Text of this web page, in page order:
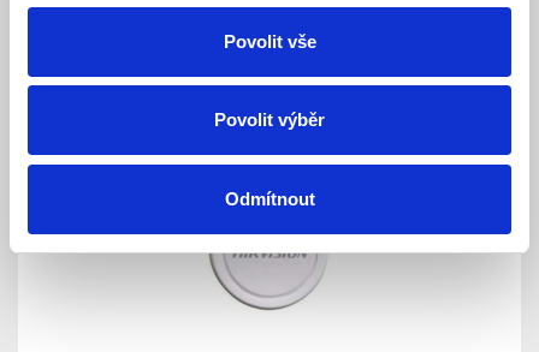
Povolit vše
Povolit výběr
Odmítnout